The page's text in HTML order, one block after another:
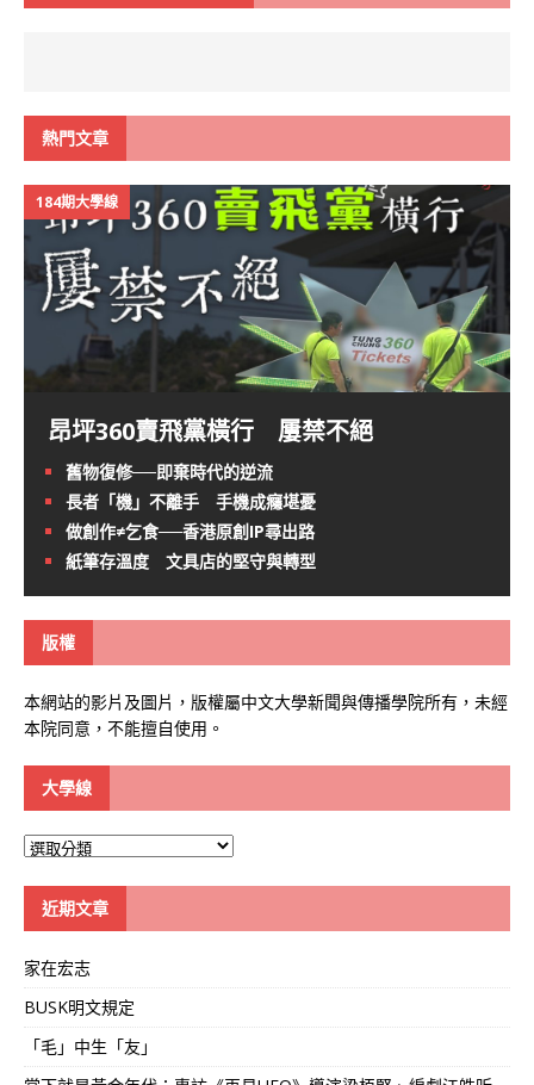
熱門文章
184期大學線
昂坪360賣飛黨橫行 屢禁不絕
舊物復修──即棄時代的逆流
長者「機」不離手 手機成癮堪憂
做創作≠乞食──香港原創IP尋出路
紙筆存溫度 文具店的堅守與轉型
版權
本網站的影片及圖片，版權屬中文大學新聞與傳播學院所有，未經
本院同意，不能擅自使用。
大學線
大
近期文章
家在宏志
BUSK明文規定
「毛」中生「友」